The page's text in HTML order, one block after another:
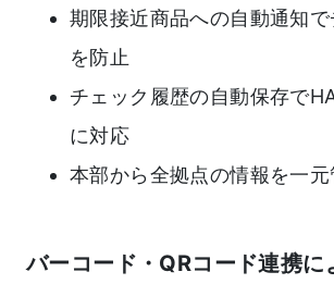
期限接近商品への自動通知
を防止
チェック履歴の自動保存で
に対応
本部から全拠点の情報を一
バーコード・QRコード連携に